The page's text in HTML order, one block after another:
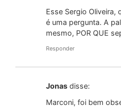
Esse Sergio Oliveira,
é uma pergunta. A
mesmo, POR QUE
Responder
Jonas disse:
Marconi, foi bem